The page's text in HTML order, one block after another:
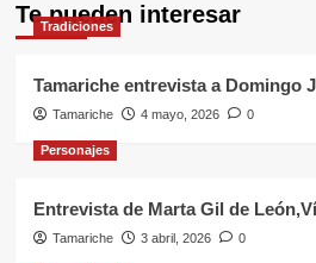
Te pueden interesar
Tradiciones
Tamariche entrevista a Domingo
Tamariche 4 mayo, 2026 0
Personajes
Entrevista de Marta Gil de
Tamariche 3 abril, 2026 0